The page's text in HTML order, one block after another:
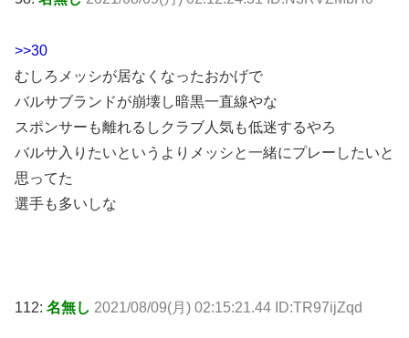
>>30
むしろメッシが居なくなったおかげで
バルサブランドが崩壊し暗黒一直線やな
スポンサーも離れるしクラブ人気も低迷するやろ
バルサ入りたいというよりメッシと一緒にプレーしたいと
思ってた
選手も多いしな
112: 名無し 2021/08/09(月) 02:15:21.44 ID:TR97ijZqd